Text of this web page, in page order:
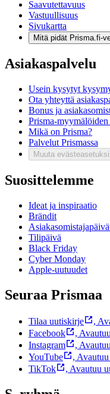
Saavutettavuus
Vastuullisuus
Sivukartta
Mitä pidät Prisma.fi-
Asiakaspalvelu
Usein kysytyt
Ota yhteyttä
Bonus ja
Prisma-
Mikä on Prisma?
Palvelut Prismassa
Muuta
Suosittelemme
Ideat ja inspiraatio
Brändit
Tilipäivä
Black Friday
Cyber Monday
Apple-uutuudet
Seuraa Prismaa
Tilaa uutiskirje ,
Facebook
,
Instagram
,
YouTube
,
TikTok
, Avautuu